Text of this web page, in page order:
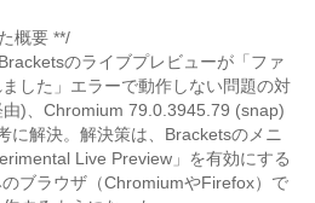
概要 **/
のライブプレビューが「ファ
した」エラーで動作しない問題の対
)、Chromium 79.0.3945.79 (snap)
に解決。解決策は、Bracketsのメニ
Live Preview」を有効にする
ブラウザ（ChromiumやFirefox）で